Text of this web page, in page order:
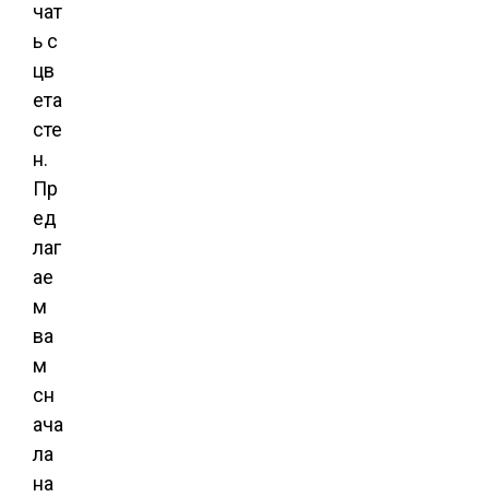
чат
ь с
цв
ета
сте
н.
Пр
ед
лаг
ае
м
ва
м
сн
ача
ла
на